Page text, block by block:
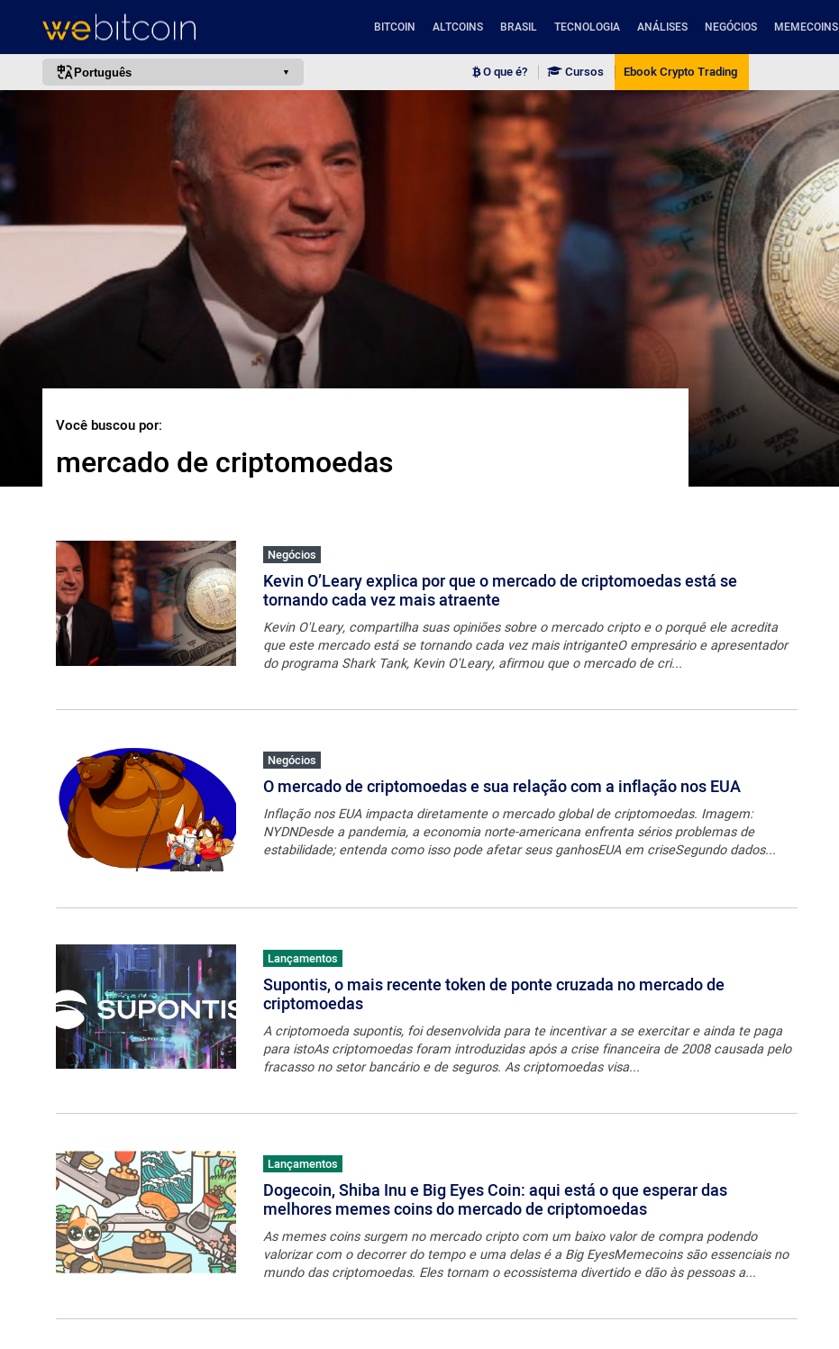
BITCOIN ALTCOINS BRASIL TECNOLOGIA ANÁLISES NEGÓCIOS MEMECOINS
Português
italiano
日本語
العربية
polski
O que é? Cursos Ebook Crypto Trading
Você buscou por:
mercado de criptomoedas
Negócios
Kevin O’Leary explica por que o mercado de criptomoedas está se
tornando cada vez mais atraente
Kevin O'Leary, compartilha suas opiniões sobre o mercado cripto e o porquê ele acredita
que este mercado está se tornando cada vez mais intriganteO empresário e apresentador
do programa Shark Tank, Kevin O'Leary, afirmou que o mercado de cri...
Negócios
O mercado de criptomoedas e sua relação com a inflação nos EUA
Inflação nos EUA impacta diretamente o mercado global de criptomoedas. Imagem:
NYDNDesde a pandemia, a economia norte-americana enfrenta sérios problemas de
estabilidade; entenda como isso pode afetar seus ganhosEUA em criseSegundo dados...
Lançamentos
Supontis, o mais recente token de ponte cruzada no mercado de
criptomoedas
A criptomoeda supontis, foi desenvolvida para te incentivar a se exercitar e ainda te paga
para istoAs criptomoedas foram introduzidas após a crise financeira de 2008 causada pelo
fracasso no setor bancário e de seguros. As criptomoedas visa...
Lançamentos
Dogecoin, Shiba Inu e Big Eyes Coin: aqui está o que esperar das
melhores memes coins do mercado de criptomoedas
As memes coins surgem no mercado cripto com um baixo valor de compra podendo
valorizar com o decorrer do tempo e uma delas é a Big EyesMemecoins são essenciais no
mundo das criptomoedas. Eles tornam o ecossistema divertido e dão às pessoas a...